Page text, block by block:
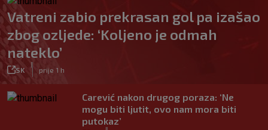
Vatreni zabio prekrasan gol pa izašao
zbog ozljede: ‘Koljeno je odmah
nateklo’
SK prije 1 h
Carević nakon drugog poraza: ‘Ne
mogu biti ljutit, ovo nam mora biti
putokaz’